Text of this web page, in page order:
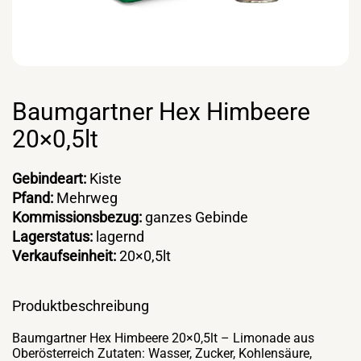
Baumgartner Hex Himbeere
20×0,5lt
Gebindeart: Kiste
Pfand: Mehrweg
Kommissionsbezug: ganzes Gebinde
Lagerstatus: lagernd
Verkaufseinheit:20×0,5lt
Produktbeschreibung
Baumgartner Hex Himbeere 20×0,5lt – Limonade aus
Oberösterreich Zutaten: Wasser, Zucker, Kohlensäure,